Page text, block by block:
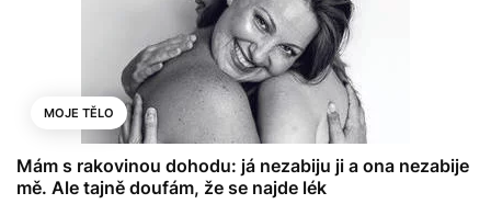
MOJE TĚLO
Mám s rakovinou dohodu: já nezabiju ji a ona nezabije
mě. Ale tajně doufám, že se najde lék